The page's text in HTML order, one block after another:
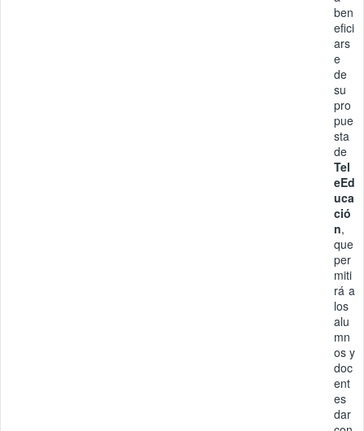
ben
efici
ars
e
de
su
pro
pue
sta
de
Tel
eEd
uca
ció
n,
que
per
miti
rá a
los
alu
mn
os y
doc
ent
es
dar